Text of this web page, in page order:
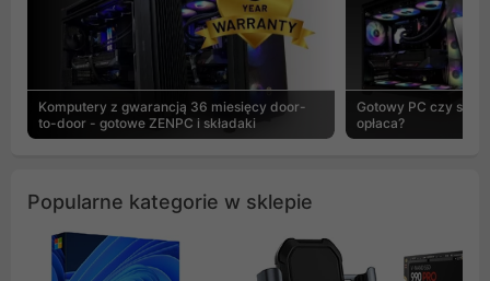
Komputery z gwarancją 36 miesięcy door-
to-door - gotowe ZENPC i składaki
Gotowy PC czy
opłaca?
Popularne kategorie w sklepie